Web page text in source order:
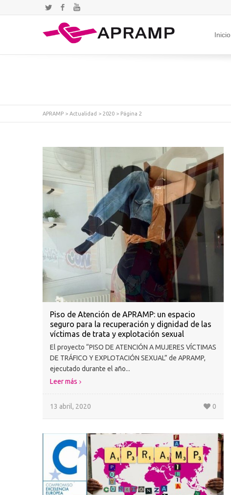
TwitterFacebook
Inicio
APRAMP > Actualidad > 2020 > Página 2
Piso de Atención de APRAMP: un espacio
seguro para la recuperación y dignidad de las
víctimas de trata y explotación sexual
El proyecto “PISO DE ATENCIÓN A MUJERES VÍCTIMAS
DE TRÁFICO Y EXPLOTACIÓN SEXUAL” de APRAMP,
ejecutado durante el año...
Leer más
13 abril, 2020 0